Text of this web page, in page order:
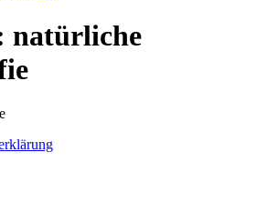
natürliche